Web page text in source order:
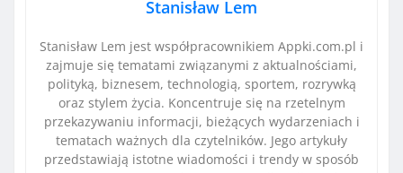
Stanisław Lem
Stanisław Lem jest współpracownikiem Appki.com.pl i
zajmuje się tematami związanymi z aktualnościami,
polityką, biznesem, technologią, sportem, rozrywką
oraz stylem życia. Koncentruje się na rzetelnym
przekazywaniu informacji, bieżących wydarzeniach i
tematach ważnych dla czytelników. Jego artykuły
przedstawiają istotne wiadomości i trendy w sposób